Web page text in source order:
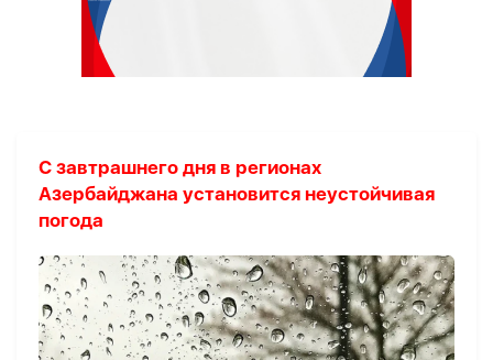
С завтрашнего дня в регионах
Азербайджана установится неустойчивая
погода